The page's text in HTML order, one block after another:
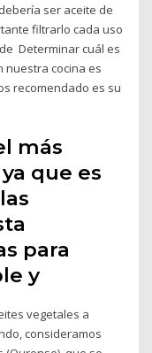
ser aceite de
filtrarlo cada uso
Determinar cuál es
nuestra cocina es
recomendado es su
más
que es
para
y
vegetales a
consideramos